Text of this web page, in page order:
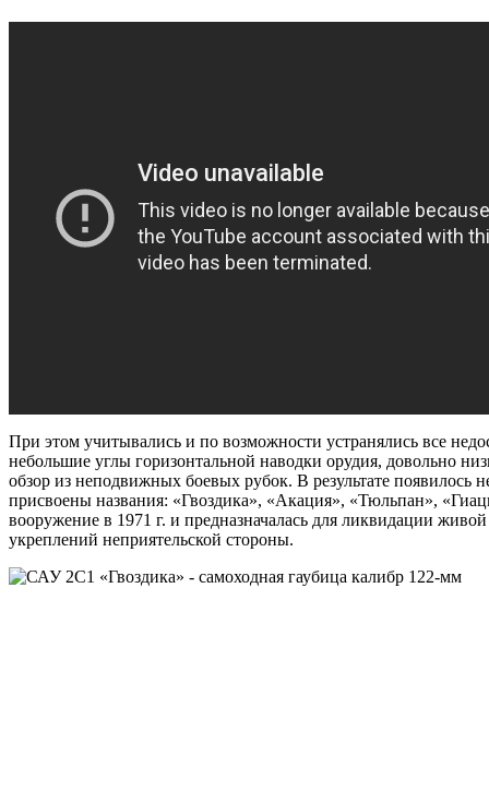
При этом учитывались и по возможности устранялись все
небольшие углы горизонтальной наводки орудия, довольно
обзор из неподвижных боевых рубок. В результате появилось
присвоены названия: «Гвоздика», «Акация», «Тюльпан»,
вооружение в 1971 г. и предназначалась для ликвидации
укреплений неприятельской стороны.